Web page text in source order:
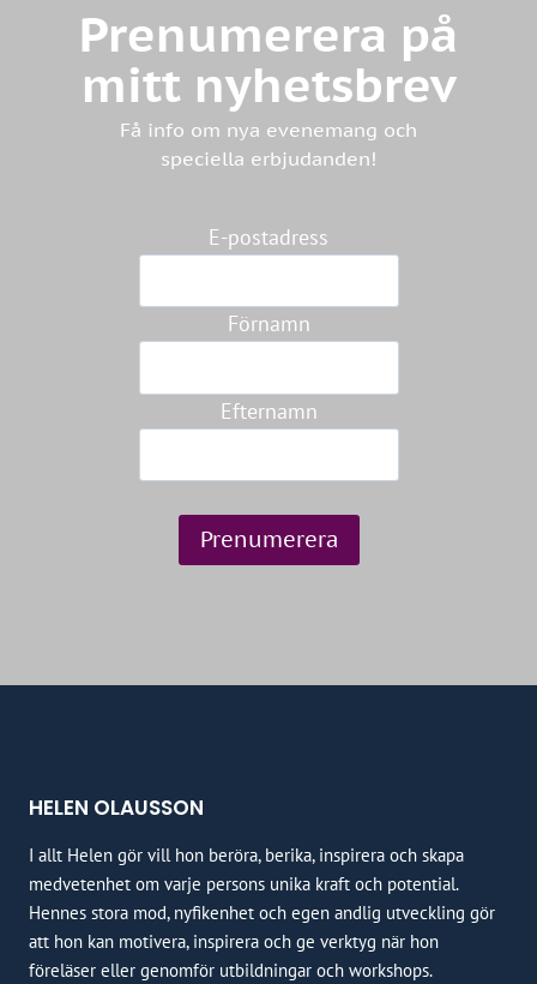
Prenumerera på
mitt nyhetsbrev
Få info om nya evenemang och
speciella erbjudanden!
E-postadress
Förnamn
Efternamn
HELEN OLAUSSON
I allt Helen gör vill hon beröra, berika, inspirera och skapa
medvetenhet om varje persons unika kraft och potential.
Hennes stora mod, nyfikenhet och egen andlig utveckling gör
att hon kan motivera, inspirera och ge verktyg när hon
föreläser eller genomför utbildningar och workshops.